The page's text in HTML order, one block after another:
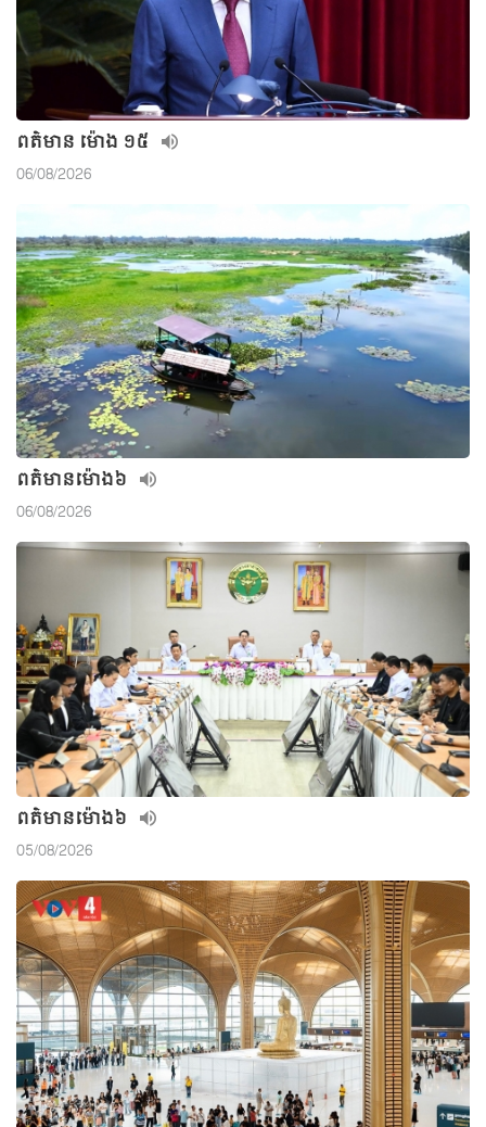
ពត៌មាន ម៉ោង ១៥
06/08/2026
ពត៌មាន​ម៉ោង៦
06/08/2026
ពត៌មាន​ម៉ោង៦
05/08/2026